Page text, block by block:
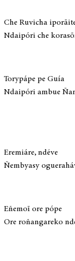
Che Ruvicha
Ndaipóri che
Torypápe pe Guía
Ndaipóri ambue
Eremiáre, ndéve
Ñembyasy
Eñemoĩ ore pópe
Ore roñangareko